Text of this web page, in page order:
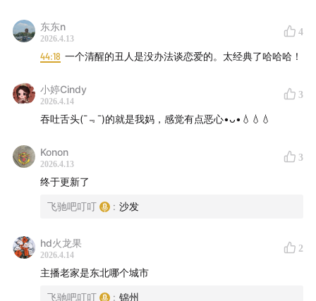
祝节目越做越好。
东东n
2026.4.13
4
44:18 一个清醒的丑人是没办法谈恋爱的。太经典了哈哈哈！
小婷Cindy
2026.4.14
3
吞吐舌头(¯﹃¯)的就是我妈，感觉有点恶心•ᴗ•💧💧💧
Konon
2026.4.13
3
终于更新了
飞驰吧叮叮 : 沙发
hd火龙果
2026.4.14
2
主播老家是东北哪个城市
飞驰吧叮叮 : 锦州